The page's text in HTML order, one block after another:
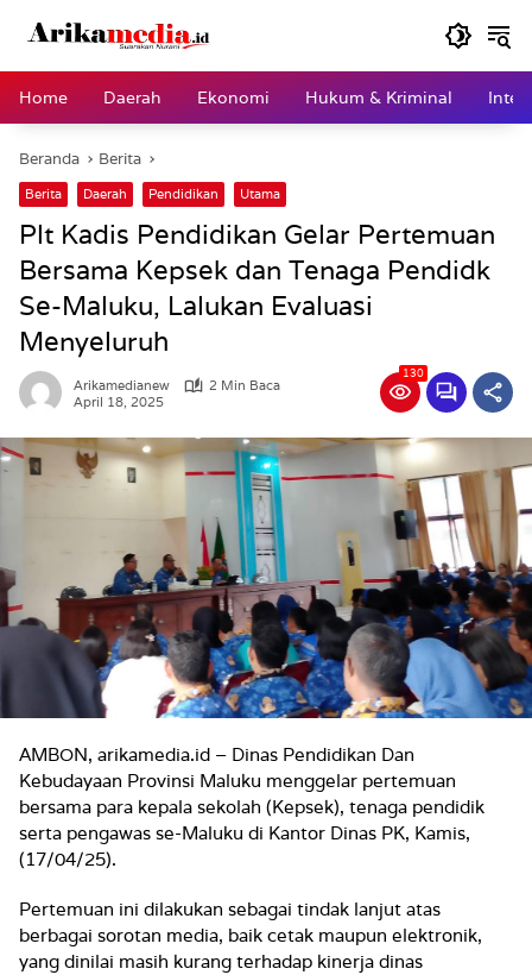
Home
Daerah Ekonomi Hukum & Kriminal
Beranda Berita
Berita Daerah Pendidikan Utama
Plt Kadis Pendidikan Gelar Pertemuan
Bersama Kepsek dan Tenaga Pendidk
Se-Maluku, Lalukan Evaluasi
Menyeluruh
Arikamedianew
2 Min Baca
April 18, 2025
130
AMBON, arikamedia.id – Dinas Pendidikan Dan
Kebudayaan Provinsi Maluku menggelar pertemuan
bersama para kepala sekolah (Kepsek), tenaga pendidik
serta pengawas se-Maluku di Kantor Dinas PK, Kamis,
(17/04/25).
Pertemuan ini dilakukan sebagai tindak lanjut atas
berbagai sorotan media, baik cetak maupun elektronik,
yang dinilai masih kurang terhadap kinerja dinas